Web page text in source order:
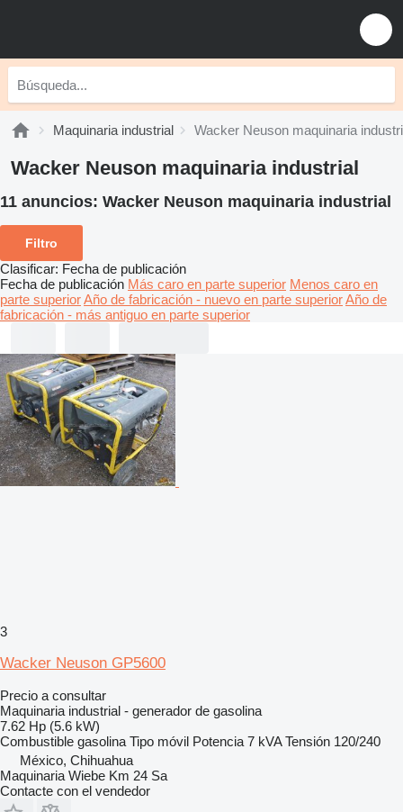
Maquinaria industrial Wacker Neuson maquinaria
Wacker Neuson maquinaria industrial
11 anuncios: Wacker Neuson maquinaria industrial
Filtro
Clasificar: Fecha de publicación
Fecha de publicación Más caro en parte superior Menos caro en
parte superiorAño de fabricación - nuevo en parte superiorAño de
fabricación - más antiguo en parte superior
3
Wacker Neuson GP5600
Precio a consultar
Maquinaria industrial - generador de gasolina
7.62 Hp (5.6 kW)
Combustible gasolina Tipo móvil Potencia 7 kVA Tensión 120/240
México, Chihuahua
Maquinaria Wiebe Km 24 Sa
Contacte con el vendedor